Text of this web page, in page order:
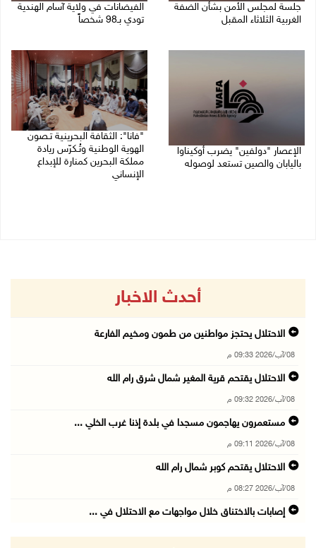
جلسة لمجلس الأمن بشأن الضفة
الغربية الثلاثاء المقبل
الفيضانات في ولاية آسام الهندية
تودي بـ98 شخصاً
الإعصار "دولفين" يضرب أوكيناوا
باليابان والصين تستعد لوصوله
"فانا": الثقافة البحرينية تـصون
الهوية الوطنية وتُـكرّس ريادة
مملكة البحرين كمنارة للإبداع
الإنساني
أحدث الاخبار
الاحتلال يحتجز مواطنين من طمون ومخيم الفارعة
08/آب/2026 09:33 م
الاحتلال يقتحم قرية المغير شمال شرق رام الله
08/آب/2026 09:32 م
مستعمرون يهاجمون مسجدا في بلدة إذنا غرب الخلي ...
08/آب/2026 09:11 م
الاحتلال يقتحم كوبر شمال رام الله
08/آب/2026 08:27 م
إصابات بالاختناق خلال مواجهات مع الاحتلال في ...